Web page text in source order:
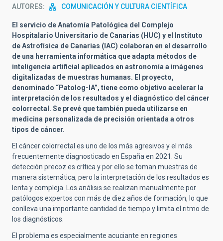
AUTORES COMUNICACIÓN Y CULTURA CIENTÍFICA
El servicio de Anatomía Patológica del Complejo
Hospitalario Universitario de Canarias (HUC) y el Instituto
de Astrofísica de Canarias (IAC) colaboran en el desarrollo
de una herramienta informática que adapta métodos de
inteligencia artificial aplicados en astronomía a imágenes
digitalizadas de muestras humanas. El proyecto,
denominado “Patolog-IA”, tiene como objetivo acelerar la
interpretación de los resultados y el diagnóstico del cáncer
colorrectal. Se prevé que también pueda utilizarse en
medicina personalizada de precisión orientada a otros
tipos de cáncer.
El cáncer colorrectal es uno de los más agresivos y el más
frecuentemente diagnosticado en España en 2021. Su
detección precoz es crítica y por ello se toman muestras de
manera sistemática, pero la interpretación de los resultados es
lenta y compleja. Los análisis se realizan manualmente por
patólogos expertos con más de diez años de formación, lo que
conlleva una importante cantidad de tiempo y limita el ritmo de
los diagnósticos.
El problema es especialmente acuciante en regiones